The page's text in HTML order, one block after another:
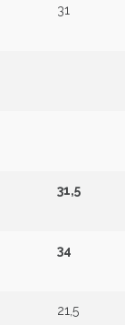
31
31,5
34
21,5